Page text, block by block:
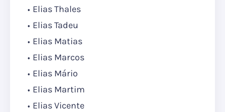
Elias Thales
Elias Tadeu
Elias Matias
Elias Marcos
Elias Mário
Elias Martim
Elias Vicente